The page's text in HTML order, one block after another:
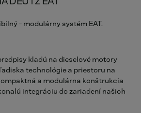
- modulárny systém EAT.
kladú na dieselové motory
technológie a priestoru na
a modulárna konštrukcia
integráciu do zariadení našich